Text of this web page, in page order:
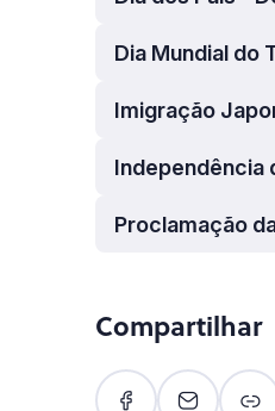
Dia Mundial do
Imigração
Independência
Proclamação
Compartilhar